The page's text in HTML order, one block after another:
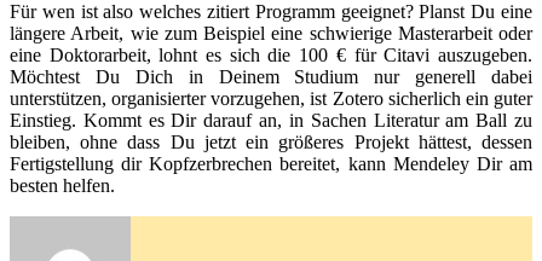
Für wen ist also welches zitiert Programm geeignet? Planst Du eine
längere Arbeit, wie zum Beispiel eine schwierige Masterarbeit oder
eine Doktorarbeit, lohnt es sich die 100 € für Citavi auszugeben.
Möchtest Du Dich in Deinem Studium nur generell dabei
unterstützen, organisierter vorzugehen, ist Zotero sicherlich ein guter
Einstieg. Kommt es Dir darauf an, in Sachen Literatur am Ball zu
bleiben, ohne dass Du jetzt ein größeres Projekt hättest, dessen
Fertigstellung dir Kopfzerbrechen bereitet, kann Mendeley Dir am
besten helfen.